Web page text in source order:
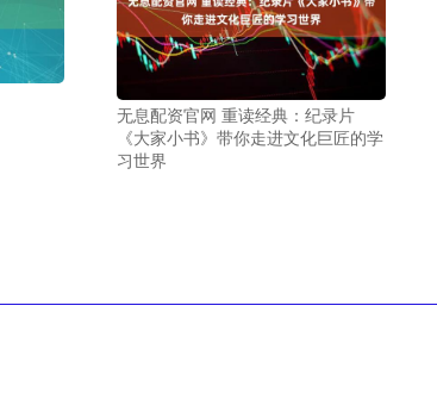
无息配资官网 重读经典：纪录片
《大家小书》带你走进文化巨匠的学
习世界